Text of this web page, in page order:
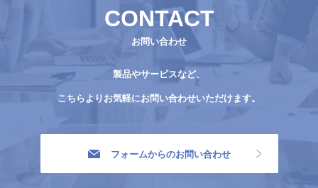
CONTACT
お問い合わせ
製品やサービスなど、
こちらよりお気軽にお問い合わせいただけます。
フォームからのお問い合わせ